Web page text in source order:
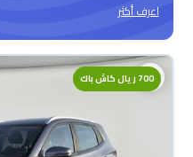
اعرف أكثر
700 ريال كاش باك